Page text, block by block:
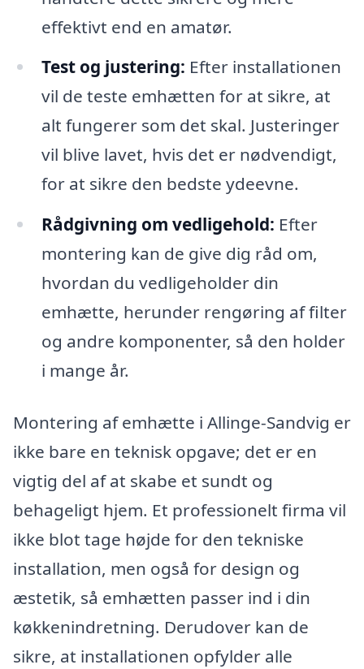
effektivt end en amatør.
Test og justering: Efter installationen
vil de teste emhætten for at sikre, at
alt fungerer som det skal. Justeringer
vil blive lavet, hvis det er nødvendigt,
for at sikre den bedste ydeevne.
Rådgivning om vedligehold: Efter
montering kan de give dig råd om,
hvordan du vedligeholder din
emhætte, herunder rengøring af filter
og andre komponenter, så den holder
i mange år.
Montering af emhætte i Allinge-Sandvig er
ikke bare en teknisk opgave; det er en
vigtig del af at skabe et sundt og
behageligt hjem. Et professionelt firma vil
ikke blot tage højde for den tekniske
installation, men også for design og
æstetik, så emhætten passer ind i din
køkkenindretning. Derudover kan de
sikre, at installationen opfylder alle